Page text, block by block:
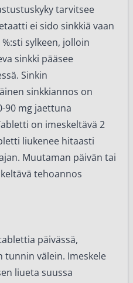
tarvitsee
ei sido sinkkiä vaan
sylkeen, jolloin
sinkki pääsee
Sinkin
sinkkiannos on
90 mg jaettuna
on imeskeltävä 2
liukenee hitaasti
Muutaman päivän tai
tehoannos
päivässä,
tunnin välein. Imeskele
liueta suussa